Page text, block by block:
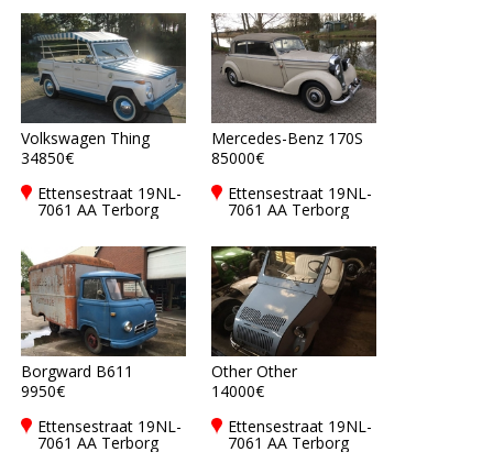
Volkswagen Thing
34850€
Ettensestraat 19NL-
7061 AA Terborg
Mercedes-Benz 170S
85000€
Ettensestraat 19NL-
7061 AA Terborg
Borgward B611
9950€
Ettensestraat 19NL-
7061 AA Terborg
Other Other
14000€
Ettensestraat 19NL-
7061 AA Terborg